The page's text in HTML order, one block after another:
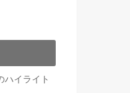
ハイライト